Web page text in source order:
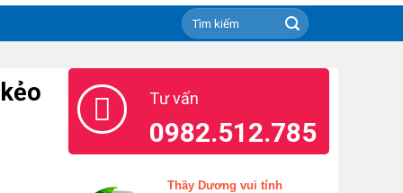
Tư vấn
0982.512.785
Thầy Dương vui tính